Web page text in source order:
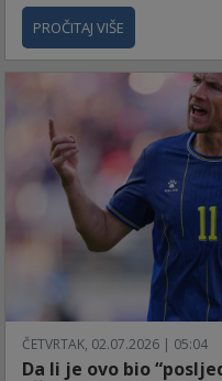
PROČITAJ VIŠE
ČETVRTAK, 02.07.2026 | 05:04
Da li je ovo bio